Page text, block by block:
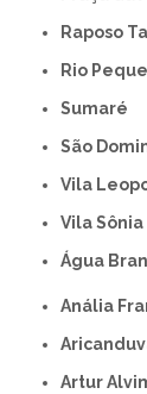
Raposo
Rio
Sumaré
São
Vila
Vila Sônia
Água
Anália
Artur